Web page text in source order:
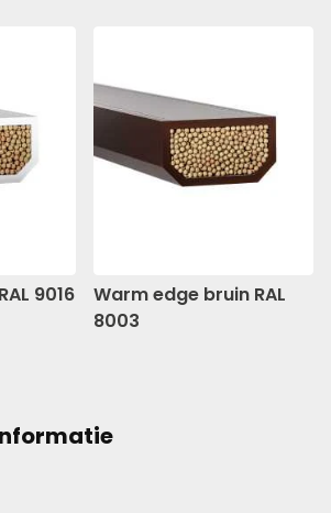
9016
Warm edge bruin RAL
8003